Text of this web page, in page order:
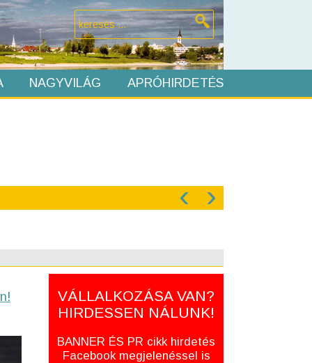
NAGYVILÁG APRÓHIRDETÉS
‹ ›
VÁLLALKOZÁSA VAN?
HIRDESSEN NÁLUNK!
BANNER ÉS PR cikk hirdetés
Facebook megjelenéssel is